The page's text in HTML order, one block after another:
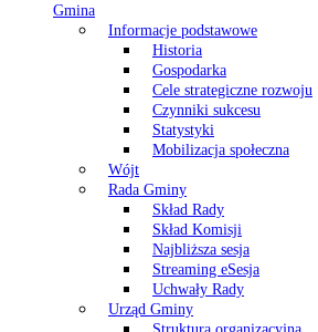
Gmina
Informacje podstawowe
Historia
Gospodarka
Cele strategiczne rozwoju
Czynniki sukcesu
Statystyki
Mobilizacja społeczna
Wójt
Rada Gminy
Skład Rady
Skład Komisji
Najbliższa sesja
Streaming eSesja
Uchwały Rady
Urząd Gminy